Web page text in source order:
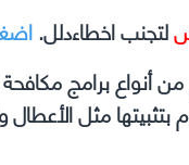
لتجنب اخطاءدلل.
أنواع برامج